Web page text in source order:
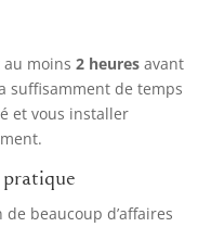
au moins 2 heures avant
suffisamment de temps
et vous installer
beaucoup d’affaires